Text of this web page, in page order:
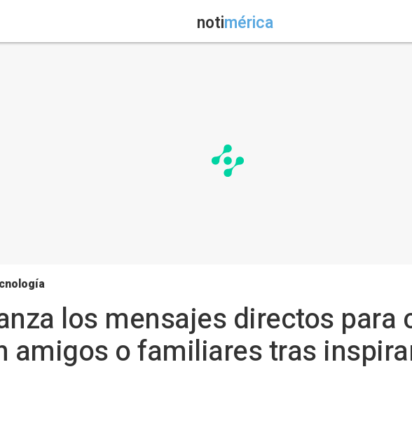
notimérica
los mensajes directos para
amigos o familiares tras